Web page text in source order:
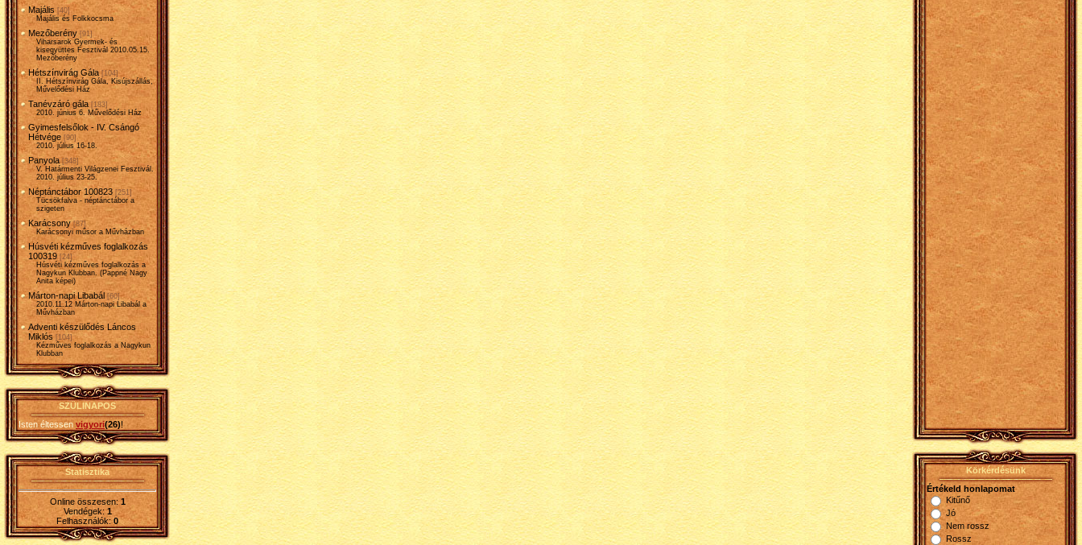
Majális [40]
Majális és Folkkocsma
Mezőberény [91]
Viharsarok Gyermek- és
kisegyüttes Fesztivál 2010.05.15.
Mezőberény
Hétszínvirág Gála [104]
II. Hétszínvirág Gála, Kisújszállás,
Művelődési Ház
Tanévzáró gála [183]
2010. június 6. Művelődési Ház
Gyimesfelsőlok - IV. Csángó
Hétvége [90]
2010. július 16-18.
Panyola [348]
V. Határmenti Világzenei Fesztivál.
2010. július 23-25.
Néptánctábor 100823 [251]
Tücsökfalva - néptánctábor a
szigeten
Karácsony [87]
Karácsonyi műsor a Művházban
Húsvéti kézműves foglalkozás
100319 [24]
Húsvéti kézműves foglalkozás a
Nagykun Klubban. (Pappné Nagy
Anita képei)
Márton-napi Libabál [60]
2010.11.12 Márton-napi Libabál a
Művházban
Adventi készülődés Láncos
Miklós [104]
Kézműves foglalkozás a Nagykun
Klubban
SZÜLINAPOS
Isten éltessen vigyori(26)!
Statisztika
Online összesen:1
Vendégek:1
Felhasználók:0
Körkérdésünk
Értékeld honlapomat
Kitűnő
Jó
Nem rossz
Rossz